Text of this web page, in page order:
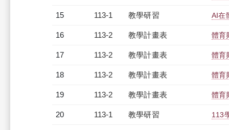
15 113-1 教學研習 AI在
16 113-2 教學計畫表 體育
17 113-2 教學計畫表 體育
18 113-2 教學計畫表 體育
19 113-2 教學計畫表 體育
20 113-1 教學研習 113